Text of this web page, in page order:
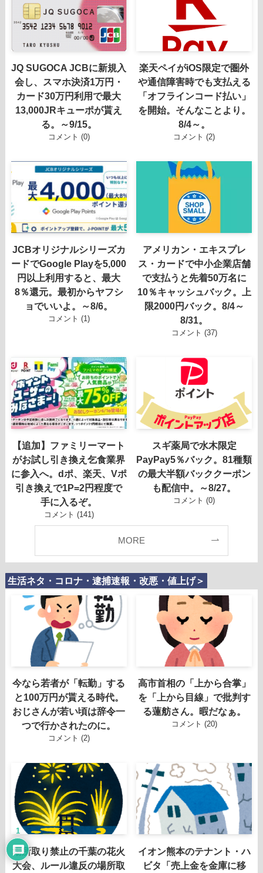
JQ SUGOCA JCBに新規入
会し、スマホ決済1万円・
カード30万円利用で最大
13,000JRキューポが貰え
る。～9/15。
コメント (0)
楽天ペイがiOS限定で圏外
や通信障害時でも支払える
「オフラインコード払い」
を開始。そんなことより。
8/4～。
コメント (2)
JCBオリジナルシリーズカ
ードでGoogle Playを5,000
円以上利用すると、最大
8％還元。最初からヤフシ
ョでいいよ。～8/6。
コメント (1)
アメリカン・エキスプレ
ス・カードで中小企業店舗
で支払うと先着50万名に
10％キャッシュバック。上
限2000円バック。8/4～
8/31。
コメント (37)
【追加】ファミリーマート
がお試し引き換え乞食業界
に参入へ。dポ、楽天、Vポ
引き換えで1P=2円程度で
手に入るぞ。
コメント (141)
スギ薬局で水木限定
PayPay5％バック。81種類
の最大半額バッククーポン
も配信中。～8/27。
コメント (0)
MORE
生活ネタ・コロナ・逮捕速報・改悪・値上げ＞
今なら若者が「転勤」する
と100万円が貰える時代。
おじさんが若い頃は辞令一
つで行かされたのに。
コメント (2)
高市首相の「上から合掌」
を「上から目線」で批判す
る蓮舫さん。暇だなぁ。
コメント (20)
場所取り禁止の千葉の花火
大会、ルール違反の場所取
イオン熊本のテナント・ハ
ビタ「売上金を金庫に移
1